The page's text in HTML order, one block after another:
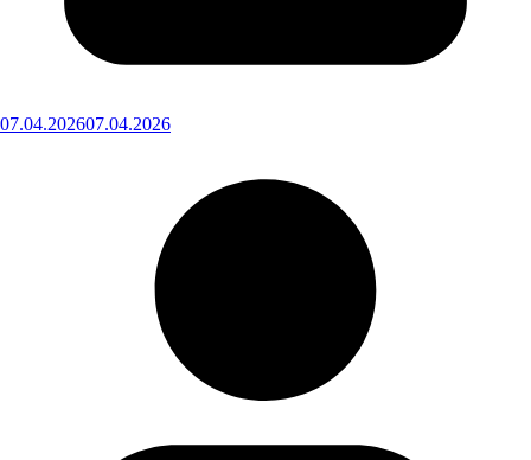
07.04.202607.04.2026